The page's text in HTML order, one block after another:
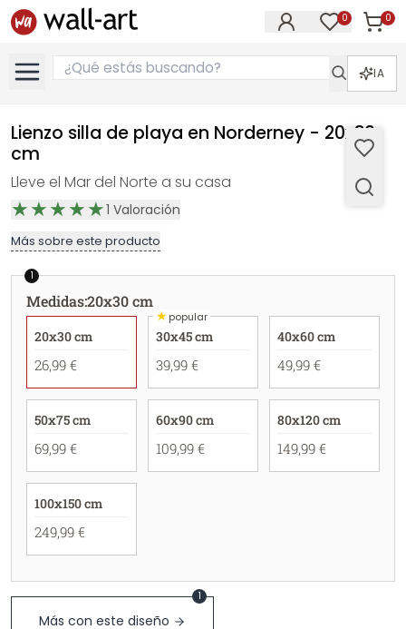
0 0
IA
Lienzo silla de playa en Norderney - 20x30
cm
Lleve el Mar del Norte a su casa
1 Valoración
Más sobre este producto
1
Medidas:20x30 cm
20x30 cm
26,99 €
★popular
30x45 cm
39,99 €
40x60 cm
49,99 €
50x75 cm
69,99 €
60x90 cm
109,99 €
80x120 cm
149,99 €
100x150 cm
249,99 €
Más con este diseño
1